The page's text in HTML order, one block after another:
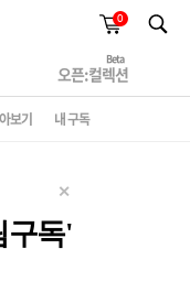
0
Beta
오픈:컬렉션
보기 내 구독
✕
구독'